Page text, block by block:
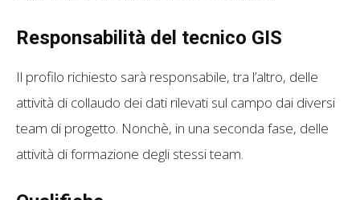
Responsabilità del tecnico GIS
Il profilo richiesto sarà responsabile, tra l’altro, delle
attività di collaudo dei dati rilevati sul campo dai diversi
team di progetto. Nonchè, in una seconda fase, delle
attività di formazione degli stessi team.